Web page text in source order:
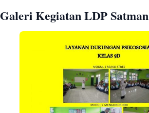
Galeri Kegiatan LDP Satman